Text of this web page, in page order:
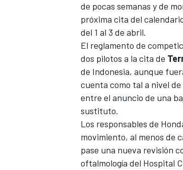
FÓRMULA E
de pocas semanas y de
próxima cita del
del 1 al 3 de abril.
El reglamento de
dos pilotos a la cita de
de Indonesia, aunque
cuenta como tal a nivel
entre el anuncio de una
sustituto.
Los responsables de
movimiento, al menos de
pase una nueva revisión
oftalmología del Hospital